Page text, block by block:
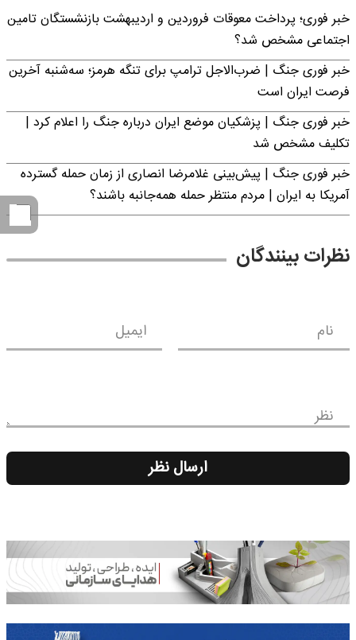
خبر فوری؛ پرداخت معوقات فروردین و اردیبهشت بازنشستگان تامین
اجتماعی مشخص شد؟
خبر فوری جنگ | ضرب‌الاجل ترامپ برای تنگه هرمز؛ سه‌شنبه آخرین
فرصت ایران است
خبر فوری جنگ | پزشکیان موضع ایران درباره جنگ را اعلام کرد |
تکلیف مشخص شد
خبر فوری جنگ | پیش‌بینی غلامرضا انصاری از زمان حمله گسترده
آمریکا به ایران | مردم منتظر حمله همه‌جانبه باشند؟
نظرات بینندگان
نام ایمیل
نظر
ارسال نظر